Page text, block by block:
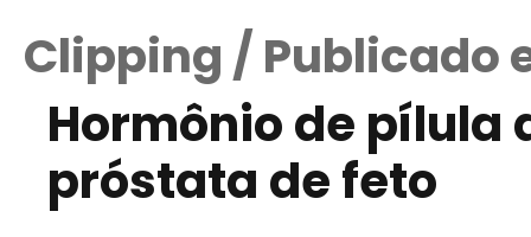
Clipping / Publicado
Hormônio de
próstata de feto